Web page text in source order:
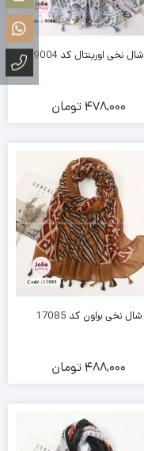
شال نخی اورینتال کد 9004
478,000 تومان
شال نخی براون کد 17085
488,000 تومان